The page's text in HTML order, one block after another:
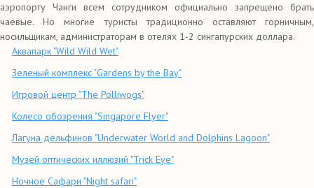
аэропорту Чанги всем сотрудником официально запрещено брать
чаевые. Но многие туристы традиционно оставляют горничным,
носильщикам, администраторам в отелях 1-2 сингапурских доллара.
Аквапарк "Wild Wild Wet"
Зеленый комплекс "Gardens by the Bay"
Игровой центр "The Polliwogs"
Колесо обозрения "Singapore Flyer"
Лагуна дельфинов "Underwater World and Dolphins Lagoon"
Музей оптических иллюзий "Trick Eye"
Ночное Сафари "Night safari"